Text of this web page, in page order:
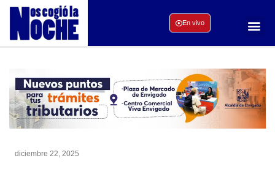
En vivo
diciembre 22, 2025